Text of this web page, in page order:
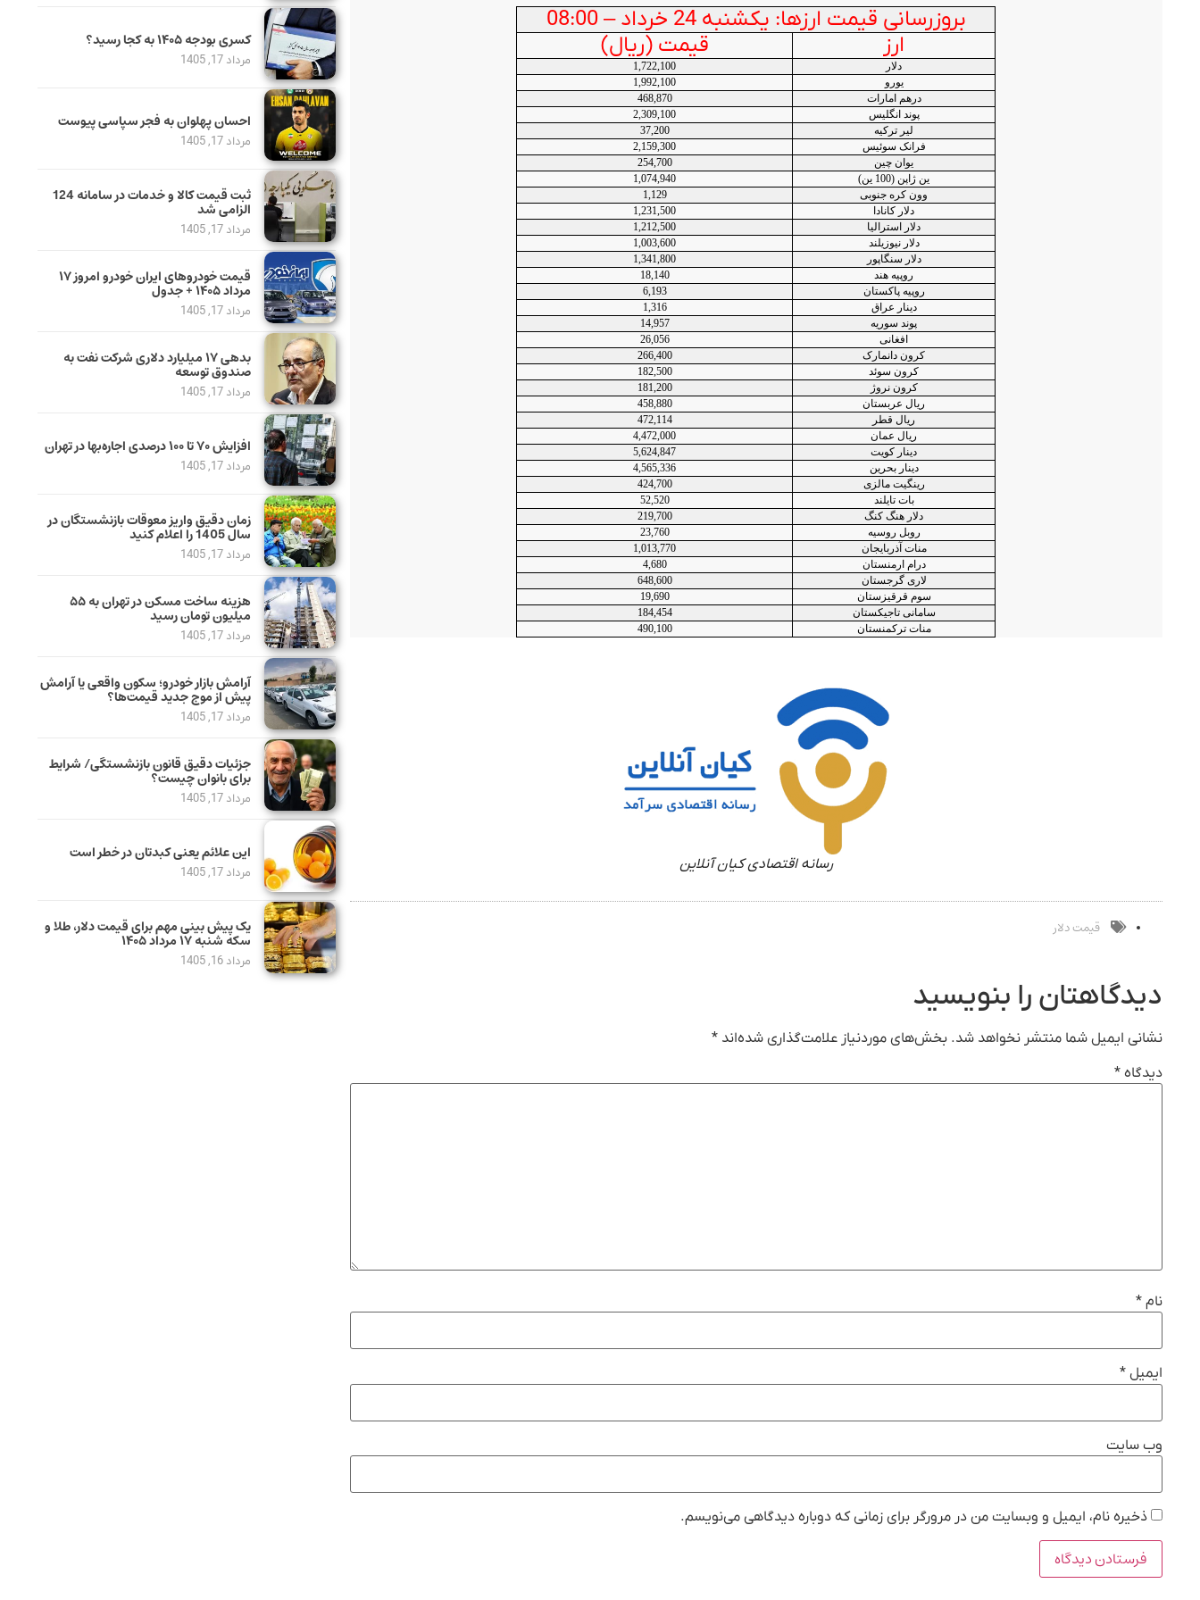
بروزرسانی قیمت ارزها: یکشنبه 24 خرداد – 08:00
ارز
قیمت (ریال)
دلار
1,722,100
یورو
1,992,100
درهم امارات
468,870
پوند انگلیس
2,309,100
لیر ترکیه
37,200
فرانک سوئیس
2,159,300
یوان چین
254,700
ین ژاپن (100 ین)
1,074,940
وون کره جنوبی
1,129
دلار کانادا
1,231,500
دلار استرالیا
1,212,500
دلار نیوزیلند
1,003,600
دلار سنگاپور
1,341,800
روپیه هند
18,140
روپیه پاکستان
6,193
دینار عراق
1,316
پوند سوریه
14,957
افغانی
26,056
کرون دانمارک
266,400
کرون سوئد
182,500
کرون نروژ
181,200
ریال عربستان
458,880
ریال قطر
472,114
ریال عمان
4,472,000
دینار کویت
5,624,847
دینار بحرین
4,565,336
رینگیت مالزی
424,700
بات تایلند
52,520
دلار هنگ کنگ
219,700
روبل روسیه
23,760
منات آذربایجان
1,013,770
درام ارمنستان
4,680
لاری گرجستان
648,600
سوم قرقیزستان
19,690
سامانی تاجیکستان
184,454
منات ترکمنستان
490,100
رسانه اقتصادی کیان آنلاین
قیمت دلار
دیدگاهتان را بنویسید
نشانی ایمیل شما منتشر نخواهد شد. بخش‌های موردنیاز علامت‌گذاری شده‌اند *
دیدگاه *
نام *
ایمیل *
وب‌ سایت
ذخیره نام، ایمیل و وبسایت من در مرورگر برای زمانی که دوباره دیدگاهی می‌نویسم.
کسری بودجه ۱۴۰۵ به کجا رسید؟
مرداد 17, 1405
احسان پهلوان به فجر سپاسی پیوست
مرداد 17, 1405
ثبت قیمت کالا و خدمات در سامانه 124
الزامی شد
مرداد 17, 1405
قیمت خودرو‌های ایران خودرو امروز ۱۷
مرداد ۱۴۰۵ + جدول
مرداد 17, 1405
بدهی ١٧ میلیارد دلاری شرکت نفت به
صندوق توسعه
مرداد 17, 1405
افزایش ۷۰ تا ۱۰۰ درصدی اجاره‌بها در تهران
مرداد 17, 1405
زمان دقیق واریز معوقات بازنشستگان در
سال 1405 را اعلام کنید
مرداد 17, 1405
هزینه ساخت مسکن در تهران به ۵۵
میلیون تومان رسید
مرداد 17, 1405
آرامش بازار خودرو؛ سکون واقعی یا آرامش
پیش از موج جدید قیمت‌ها؟
مرداد 17, 1405
جزئیات دقیق قانون بازنشستگی/ شرایط
برای بانوان چیست؟
مرداد 17, 1405
این علائم یعنی کبدتان در خطر است
مرداد 17, 1405
یک پیش ‌بینی مهم برای قیمت دلار، طلا و
سکه شنبه ۱۷ مرداد ۱۴۰۵
مرداد 16, 1405